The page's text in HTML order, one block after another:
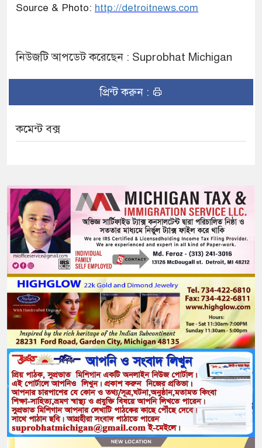
Source & Photo: http://detroitnews.com
নিউজটি আপডেট করেছেন : Suprobhat Michigan
প্রিন্ট করুন :
কমেন্ট বক্স